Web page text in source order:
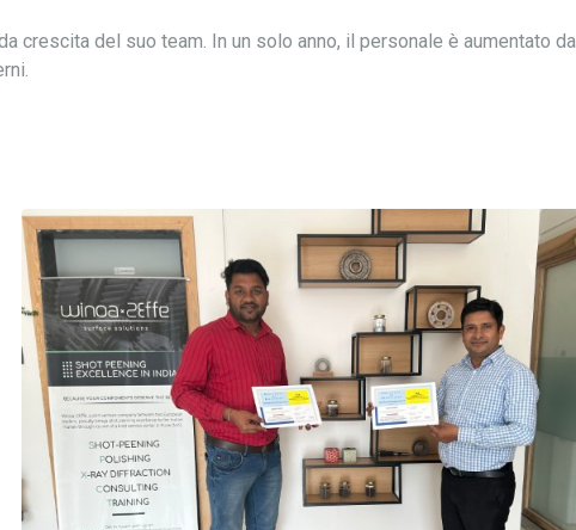
crescita del suo team. In un solo anno, il personale è aumentato da